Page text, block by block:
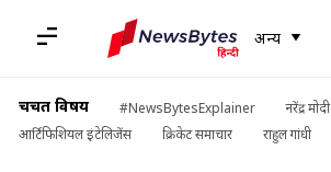
अन्य
चर्चित विषय #NewsBytesExplainer
नरेंद्र मोदी
आर्टिफिशियल इंटेलिजेंस
क्रिकेट समाचार राहुल गांधी